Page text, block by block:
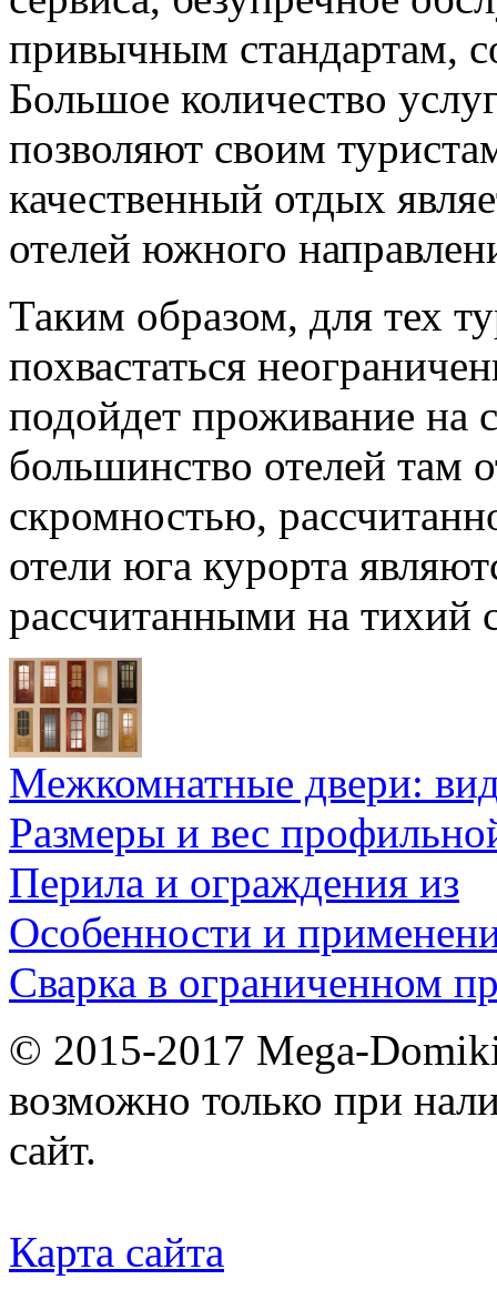
привычным стандартам,
Большое количество
позволяют своим
качественный отдых
отелей южного
Таким образом, для тех
похвастаться
подойдет проживание на
большинство отелей там
скромностью,
отели юга курорта
рассчитанными на тихий
Межкомнатные двери:
Размеры и вес
Перила и ограждения из
Особенности и
Сварка в ограниченном
© 2015-2017 Mega-
возможно только при
сайт.
Карта сайта